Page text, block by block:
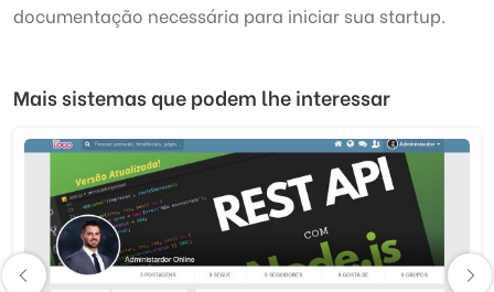
documentação necessária para iniciar sua startup.
Mais sistemas que podem lhe interessar